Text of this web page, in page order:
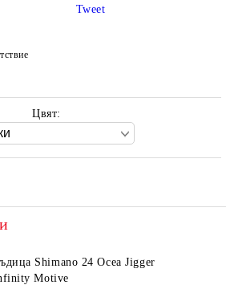
в рамките на работния ден.
Tweet
Цвят:
Shimano 24 Ocea Jigger
Motive